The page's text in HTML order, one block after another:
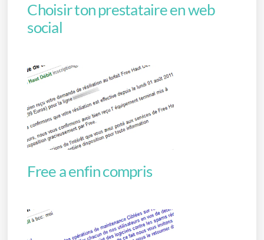
Choisir ton prestataire en web
social
Free a enfin compris